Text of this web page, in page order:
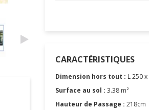
CARACTÉRISTIQUES
Dimension hors tout : L 250
Surface au sol : 3.38 m²
Hauteur de Passage : 218cm